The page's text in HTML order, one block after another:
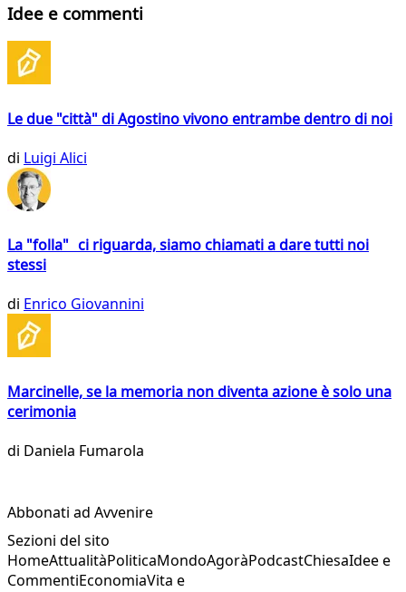
Idee e commenti
Le due "città" di Agostino vivono entrambe dentro di noi
di Luigi Alici
La "folla" ci riguarda, siamo chiamati a dare tutti noi
stessi
di Enrico Giovannini
Marcinelle, se la memoria non diventa azione è solo una
cerimonia
di Daniela Fumarola
Abbonati ad Avvenire
Sezioni del sito
HomeAttualitàPoliticaMondoAgoràPodcastChiesaIdee e
CommentiEconomiaVita e